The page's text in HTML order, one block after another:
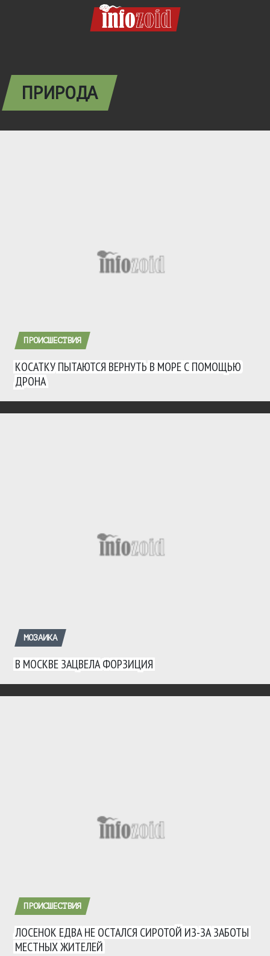
ПРИРОДА
ПРОИСШЕСТВИЯ
КОСАТКУ ПЫТАЮТСЯ ВЕРНУТЬ В МОРЕ С ПОМОЩЬЮ
ДРОНА
МОЗАИКА
В МОСКВЕ ЗАЦВЕЛА ФОРЗИЦИЯ
ПРОИСШЕСТВИЯ
ЛОСЕНОК ЕДВА НЕ ОСТАЛСЯ СИРОТОЙ ИЗ-ЗА ЗАБОТЫ
МЕСТНЫХ ЖИТЕЛЕЙ